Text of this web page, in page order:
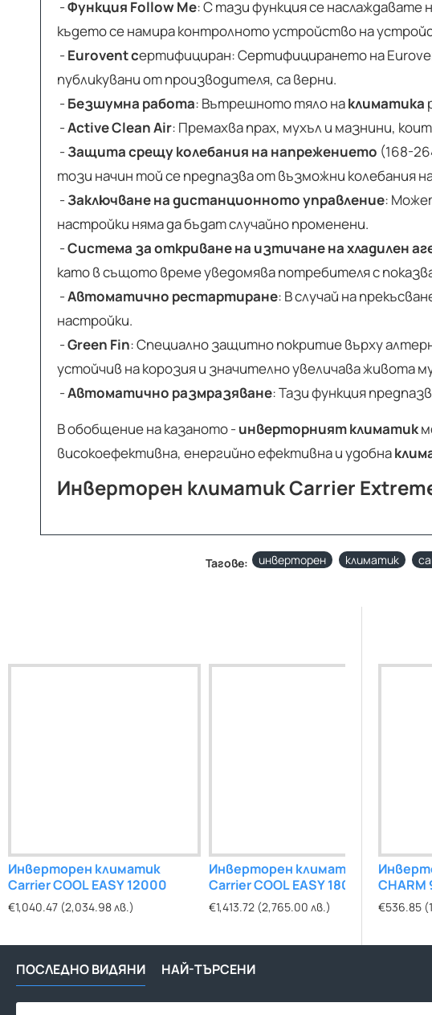
-Функция Follow Me: С тази функция се
където се намира контролното устройство на
- Eurovent сертифициран: Сертифицирането на
публикувани от производителя, са верни.
- Безшумна работа: Вътрешното тяло наклиматика
-Active Clean Air: Премахва прах, мухъл и мазнини,
-Защита срещу колебания на напрежението (168-
този начин той се предпазва от възможни колебания
-Заключване на дистанционното управление:
настройки няма да бъдат случайно променени.
-Система за откриване на изтичане на хладилен
като в същото време уведомява потребителя с
-Автоматично рестартиране: В случай на
настройки.
-Green Fin: Специално защитно покритие върху
устойчив на корозия и значително увеличава живота
-Автоматично размразяване: Тази функция
В обобщение на казаното - инверторният климатик
високоефективна, енергийно ефективна и удобна
Инверторен климатик Carrier
Тагове: инверторен климатик
Инверторен климатик
Carrier COOL EASY 12000
€1,040.47 (2,034.98 лв.)
Инверторен климатик
Carrier COOL EASY 18000
€1,413.72 (2,765.00 лв.) €536.85
ПОСЛЕДНО ВИДЯНИ НАЙ-ТЪРСЕНИ